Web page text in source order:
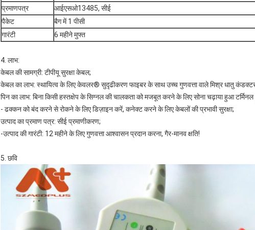
प्रमाणपत्र
आईएसओ13485, सीई
पैकेट
बैग में 1 पीसी
गारंटी
6 महीने मुफ्त
4. लाभ:
केबल की सामग्री: टीपीयू सुरक्षा केबल;
केबल का लाभ: स्थायित्व के लिए केवलर® सुदृढीकरण फाइबर के साथ उच्च गुणवत्ता वाले मिश्र धातु
पिन का लाभ: बिना किसी हस्तक्षेप के सिग्नल की चालकता को मजबूत करने के लिए सोना चढ़ाया हुआ
- ढक्कन को बंद करने से रोकने के लिए डिज़ाइन करें, कनेक्ट करने के लिए केबलों की प्रभावी सुरक्षा;
उत्पाद का प्रमाण पत्र: सीई प्रमाणीकरण;
-उत्पाद की गारंटी: 12 महीने के लिए गुणवत्ता आश्वासन प्रदान करना, गैर-मानव क्षति!
5. छवि